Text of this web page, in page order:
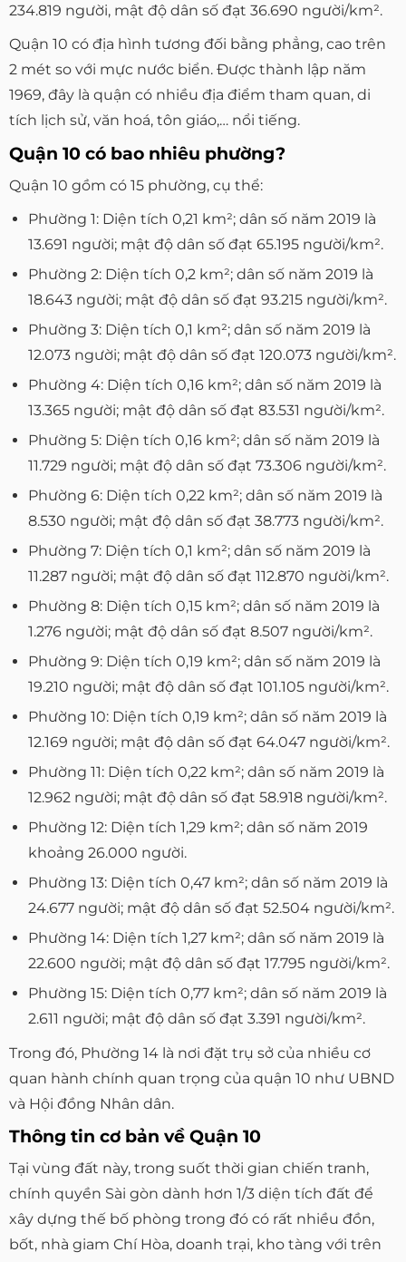
234.819 người, mật độ dân số đạt 36.690 người/km².
Quận 10 có địa hình tương đối bằng phẳng, cao trên
2 mét so với mực nước biển. Được thành lập năm
1969, đây là quận có nhiều địa điểm tham quan, di
tích lịch sử, văn hoá, tôn giáo,… nổi tiếng.
Quận 10 có bao nhiêu phường?
Quận 10 gồm có 15 phường, cụ thể:
Phường 1: Diện tích 0,21 km²; dân số năm 2019 là
13.691 người; mật độ dân số đạt 65.195 người/km².
Phường 2: Diện tích 0,2 km²; dân số năm 2019 là
18.643 người; mật độ dân số đạt 93.215 người/km².
Phường 3: Diện tích 0,1 km²; dân số năm 2019 là
12.073 người; mật độ dân số đạt 120.073 người/km².
Phường 4: Diện tích 0,16 km²; dân số năm 2019 là
13.365 người; mật độ dân số đạt 83.531 người/km².
Phường 5: Diện tích 0,16 km²; dân số năm 2019 là
11.729 người; mật độ dân số đạt 73.306 người/km².
Phường 6: Diện tích 0,22 km²; dân số năm 2019 là
8.530 người; mật độ dân số đạt 38.773 người/km².
Phường 7: Diện tích 0,1 km²; dân số năm 2019 là
11.287 người; mật độ dân số đạt 112.870 người/km².
Phường 8: Diện tích 0,15 km²; dân số năm 2019 là
1.276 người; mật độ dân số đạt 8.507 người/km².
Phường 9: Diện tích 0,19 km²; dân số năm 2019 là
19.210 người; mật độ dân số đạt 101.105 người/km².
Phường 10: Diện tích 0,19 km²; dân số năm 2019 là
12.169 người; mật độ dân số đạt 64.047 người/km².
Phường 11: Diện tích 0,22 km²; dân số năm 2019 là
12.962 người; mật độ dân số đạt 58.918 người/km².
Phường 12: Diện tích 1,29 km²; dân số năm 2019
khoảng 26.000 người.
Phường 13: Diện tích 0,47 km²; dân số năm 2019 là
24.677 người; mật độ dân số đạt 52.504 người/km².
Phường 14: Diện tích 1,27 km²; dân số năm 2019 là
22.600 người; mật độ dân số đạt 17.795 người/km².
Phường 15: Diện tích 0,77 km²; dân số năm 2019 là
2.611 người; mật độ dân số đạt 3.391 người/km².
Trong đó, Phường 14 là nơi đặt trụ sở của nhiều cơ
quan hành chính quan trọng của quận 10 như UBND
và Hội đồng Nhân dân.
Thông tin cơ bản về Quận 10
Tại vùng đất này, trong suốt thời gian chiến tranh,
chính quyền Sài gòn dành hơn 1/3 diện tích đất để
xây dựng thế bố phòng trong đó có rất nhiều đồn,
bốt, nhà giam Chí Hòa, doanh trại, kho tàng với trên